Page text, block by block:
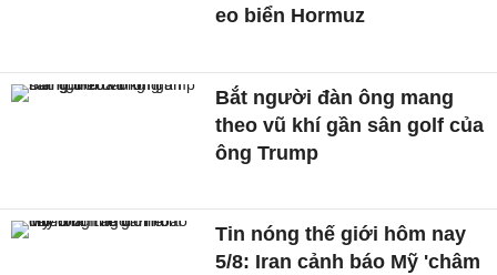
eo biển Hormuz
Bắt người đàn ông mang
theo vũ khí gần sân golf của
ông Trump
Tin nóng thế giới hôm nay
5/8: Iran cảnh báo Mỹ 'châm